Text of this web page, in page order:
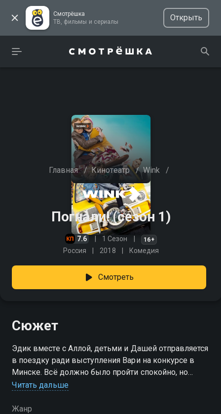
Смотрёшка
ТВ, фильмы и сериалы
Открыть
Главная / Кинотеатр / Wink /
Погнали! (сезон 1)
7.6 1 Сезон 16+
Россия 2018 Комедия
Смотреть
Сюжет
Эдик вместе с Аллой, детьми и Дашей отправляется
в поездку ради выступления Вари на конкурсе в
Минске. Всё должно было пройти спокойно, но
дорога быстро выходит из-под контроля.
и неожиданными встречами. В их планы
Читать дальше
Жанр